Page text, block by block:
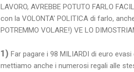
LAVORO, AVREBBE POTUTO FARLO
con la VOLONTA' POLITICA di farlo,
POTREMMO VOLARE!) VE LO
1) Far pagare i 98 MILIARDI di euro
mettiamo anche i numerosi regali alle